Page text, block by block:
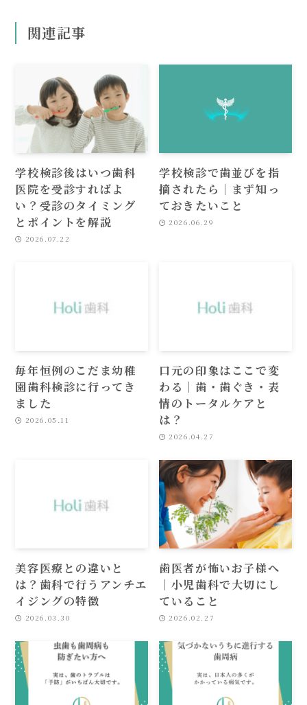
関連記事
学校検診後はいつ歯科
医院を受診すればよ
い？受診のタイミング
とポイントを解説
2026.07.22
学校検診で歯並びを指
摘されたら｜まず知っ
ておきたいこと
2026.06.29
毎年恒例のこだま幼稚
園歯科検診に行ってき
ました
2026.05.11
口元の印象はここで変
わる｜歯・歯ぐき・表
情のトータルケアと
は？
2026.04.27
美容医療との違いと
は？歯科で行うアンチエ
イジングの特徴
2026.03.30
歯医者が怖いお子様へ
｜小児歯科で大切にし
ていること
2026.02.27